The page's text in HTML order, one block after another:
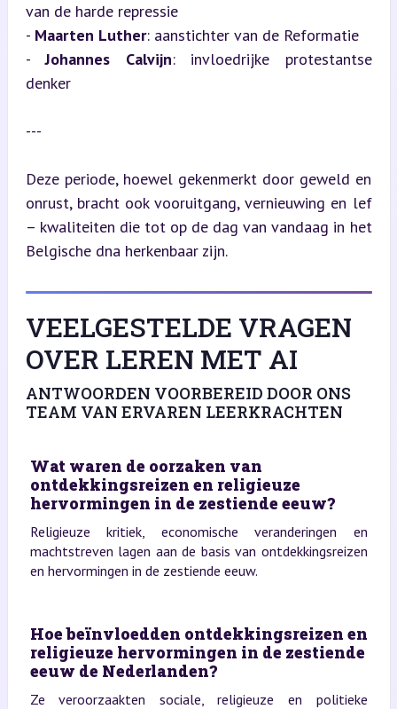
van de harde repressie
- Maarten Luther: aanstichter van de Reformatie
- Johannes Calvijn: invloedrijke protestantse
denker
---
Deze periode, hoewel gekenmerkt door geweld en
onrust, bracht ook vooruitgang, vernieuwing en lef
– kwaliteiten die tot op de dag van vandaag in het
Belgische dna herkenbaar zijn.
VEELGESTELDE VRAGEN
OVER LEREN MET AI
ANTWOORDEN VOORBEREID DOOR ONS
TEAM VAN ERVAREN LEERKRACHTEN
Wat waren de oorzaken van
ontdekkingsreizen en religieuze
hervormingen in de zestiende eeuw?
Religieuze kritiek, economische veranderingen en
machtstreven lagen aan de basis van ontdekkingsreizen
en hervormingen in de zestiende eeuw.
Hoe beïnvloedden ontdekkingsreizen en
religieuze hervormingen in de zestiende
eeuw de Nederlanden?
Ze veroorzaakten sociale, religieuze en politieke